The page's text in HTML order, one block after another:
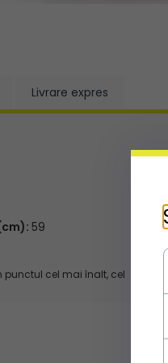
Livrare expres
59
punctul cel mai înalt, cel